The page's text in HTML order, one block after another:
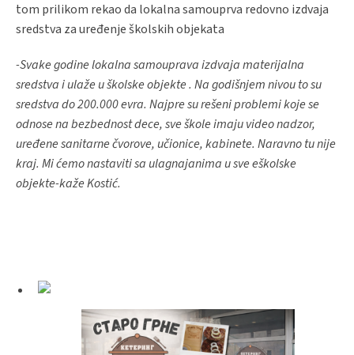
tom prilikom rekao da lokalna samouprva redovno izdvaja
sredstva za uređenje školskih objekata
-Svake godine lokalna samouprava izdvaja materijalna
sredstva i ulaže u školske objekte . Na godišnjem nivou to su
sredstva do 200.000 evra. Najpre su rešeni problemi koje se
odnose na bezbednost dece, sve škole imaju video nadzor,
uređene sanitarne čvorove, učionice, kabinete. Naravno tu nije
kraj. Mi ćemo nastaviti sa ulagnajanima u sve eškolske
objekte-kaže Kostić.